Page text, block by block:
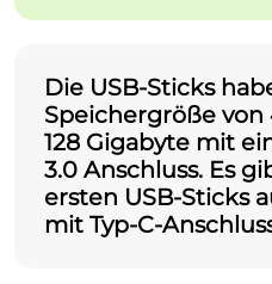
Die USB-Sticks
Speichergröße von
128 Gigabyte mit
3.0 Anschluss. Es
ersten USB-Sticks
mit Typ-C-